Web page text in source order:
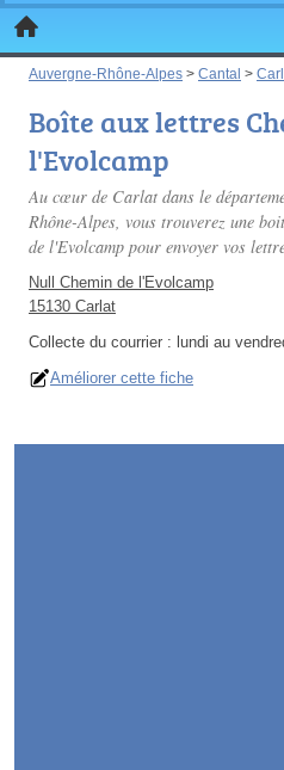
Auvergne-Rhône-Alpes > Cantal >
Boîte aux lettres
l'Evolcamp
Au cœur de Carlat dans le
Rhône-Alpes, vous trouverez une
de l'Evolcamp pour envoyer vos
Null Chemin de l'Evolcamp
15130 Carlat
Collecte du courrier : lundi au
Améliorer cette fiche